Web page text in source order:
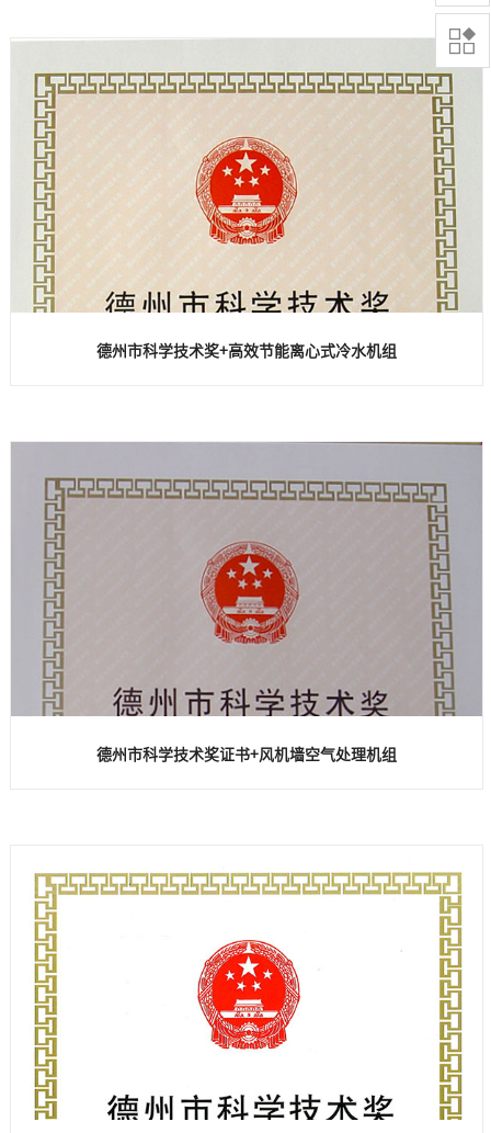
德州市科学技术奖+高效节能离心式冷水机组
德州市科学技术奖证书+风机墙空气处理机组
